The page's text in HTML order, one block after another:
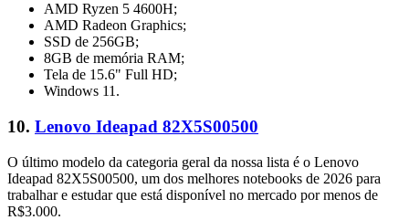
AMD Ryzen 5 4600H;
AMD Radeon Graphics;
SSD de 256GB;
8GB de memória RAM;
Tela de 15.6" Full HD;
Windows 11.
10. Lenovo Ideapad 82X5S00500
O último modelo da categoria geral da nossa lista é o Lenovo
Ideapad 82X5S00500, um dos melhores notebooks de 2026 para
trabalhar e estudar que está disponível no mercado por menos de
R$3.000.